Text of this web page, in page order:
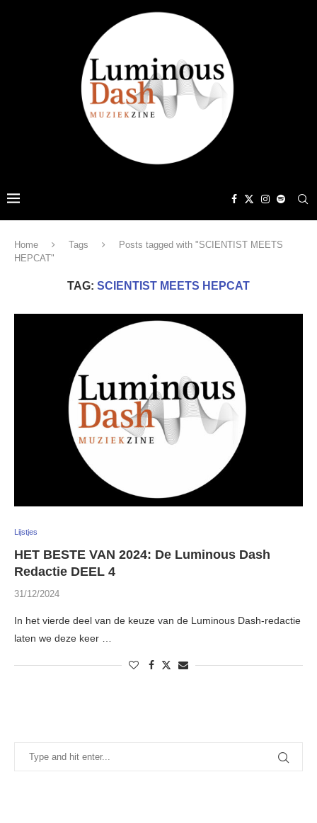
Home Tags
Posts tagged with "SCIENTIST MEETS
HEPCAT"
TAG: SCIENTIST MEETS HEPCAT
Lijstjes
HET BESTE VAN 2024: De Luminous Dash
Redactie DEEL 4
31/12/2024
In het vierde deel van de keuze van de Luminous Dash-redactie
laten we deze keer …